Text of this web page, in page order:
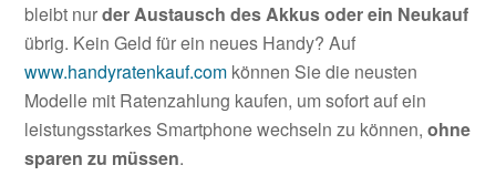
bleibt nurder Austausch des Akkus oder ein Neukauf
übrig. Kein Geld für ein neues Handy? Auf
www.handyratenkauf.com können Sie die neusten
Modelle mit Ratenzahlung kaufen, um sofort auf ein
leistungsstarkes Smartphone wechseln zu können,ohne
sparen zu müssen.